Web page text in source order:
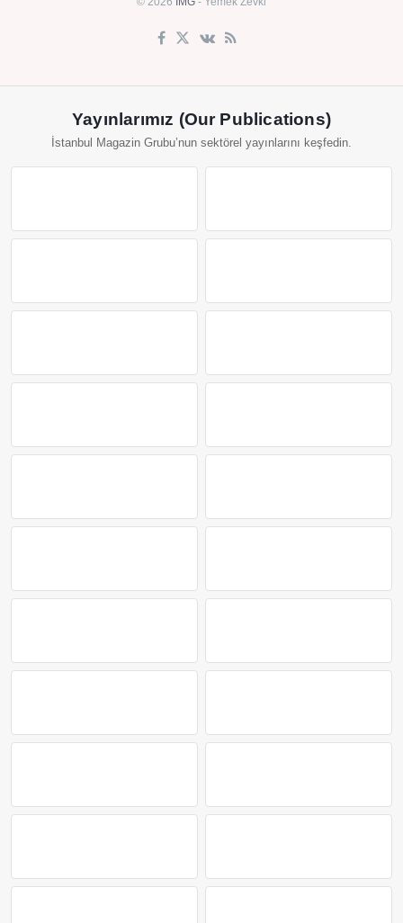
Yayınlarımız (Our Publications)
İstanbul Magazin Grubu’nun sektörel yayınlarını keşfedin.